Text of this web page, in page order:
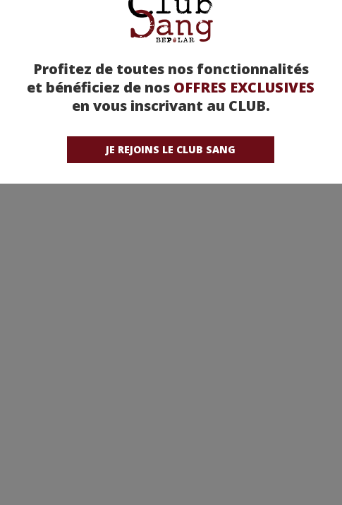
Profitez de toutes nos fonctionnalités
et bénéficiez de nos OFFRES EXCLUSIVES
en vous inscrivant au CLUB.
JE REJOINS LE CLUB SANG